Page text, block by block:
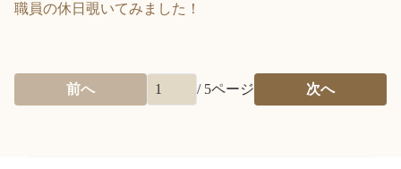
職員の休日覗いてみました！
前へ / 5ページ 次へ